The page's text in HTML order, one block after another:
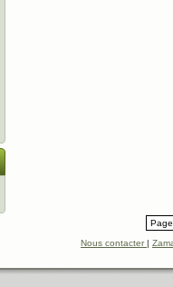
Nous contacter|